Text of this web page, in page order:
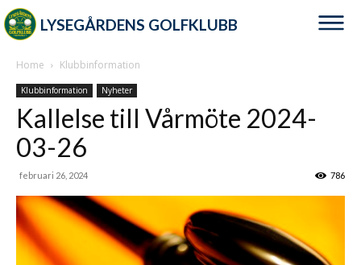
LYSEGÅRDENS GOLFKLUBB
Home Klubbinformation
Klubbinformation Nyheter
Kallelse till Vårmöte 2024-
03-26
februari 26, 2024 786